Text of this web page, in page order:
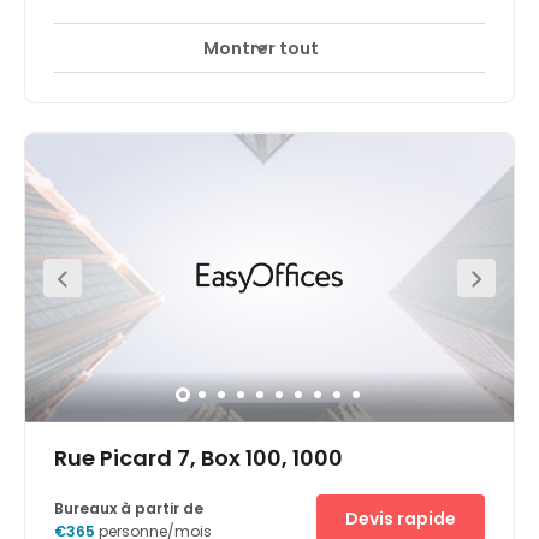
Accès 24 heures sur 24 Espaces de détente
A sea of restaurants, bars, coffee shops and hotels
surround the centre. You can also take a short walk to the
from city life during your lunch break or after work.
Commuting is made easy due to the central location of
this office space. Multiple subway and tram lines are
available from Rogier Station a short five-minute walk
from the office. For those arriving by car, parking services
are also available a ten-minute walk away.
Montrer tout
Rue Picard 7, Box 100, 1000
Bureaux à partir de
€365 personne/mois
Devis rapide